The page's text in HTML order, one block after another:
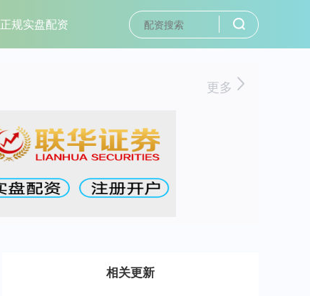
正规实盘配资
更多
相关更新